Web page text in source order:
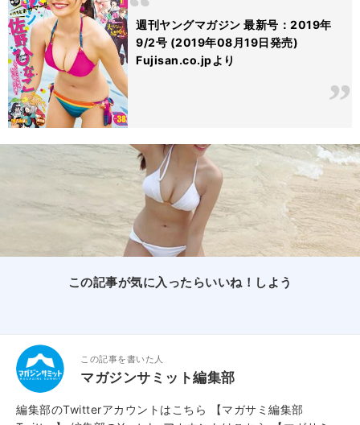
週刊ヤングマガジン 最新号：2019年
9/2号 (2019年08月19日発売)
Fujisan.co.jpより
この記事が気に入ったらいいね！しよう
この記事を書いた人
マガジンサミット編集部
編集部のTwitterアカウントはこちら
【マガサミ編集部